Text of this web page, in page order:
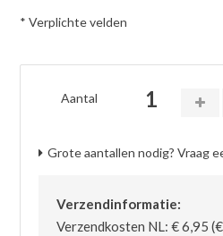
* Verplichte velden
Aantal
Grote aantallen nodig? Vraag
Verzendinformatie:
Verzendkosten NL: € 6,95